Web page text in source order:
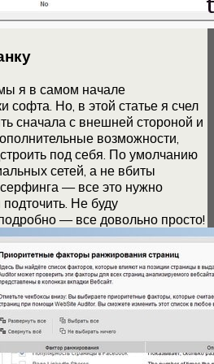
я в самом начале
софта. Но, в этой статье я счел
сначала с внешней стороной и
возможности,
под себя. По умолчанию
сетей, а не вбиты
серфинга — все это нужно
подточить. Не буду
— все довольно просто!